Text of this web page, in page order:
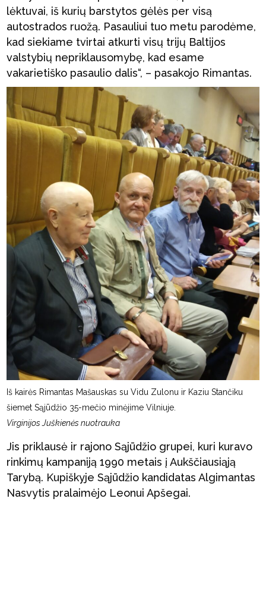
lėktuvai, iš kurių barstytos gėlės per visą
autostrados ruožą. Pasauliui tuo metu parodėme,
kad siekiame tvirtai atkurti visų trijų Baltijos
valstybių nepriklausomybę, kad esame
vakarietiško pasaulio dalis“, – pasakojo Rimantas.
Iš kairės Rimantas Mašauskas su Vidu Zulonu ir Kaziu Stančiku
šiemet Sąjūdžio 35-mečio minėjime Vilniuje.
Virginijos Juškienės nuotrauka
Jis priklausė ir rajono Sąjūdžio grupei, kuri kuravo
rinkimų kampaniją 1990 metais į Aukščiausiąją
Tarybą. Kupiškyje Sąjūdžio kandidatas Algimantas
Nasvytis pralaimėjo Leonui Apšegai.